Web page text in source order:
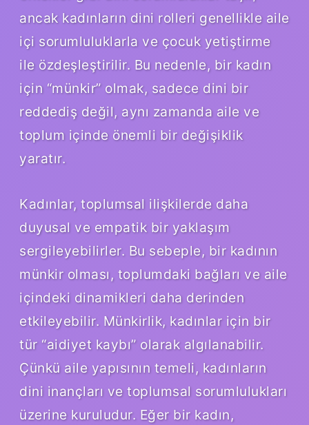
ancak kadınların dini rolleri genellikle aile
içi sorumluluklarla ve çocuk yetiştirme
ile özdeşleştirilir. Bu nedenle, bir kadın
için “münkir” olmak, sadece dini bir
reddediş değil, aynı zamanda aile ve
toplum içinde önemli bir değişiklik
yaratır.
Kadınlar, toplumsal ilişkilerde daha
duyusal ve empatik bir yaklaşım
sergileyebilirler. Bu sebeple, bir kadının
münkir olması, toplumdaki bağları ve aile
içindeki dinamikleri daha derinden
etkileyebilir. Münkirlik, kadınlar için bir
tür “aidiyet kaybı” olarak algılanabilir.
Çünkü aile yapısının temeli, kadınların
dini inançları ve toplumsal sorumlulukları
üzerine kuruludur. Eğer bir kadın,